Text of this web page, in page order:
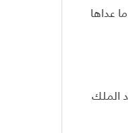
عداها
الملك